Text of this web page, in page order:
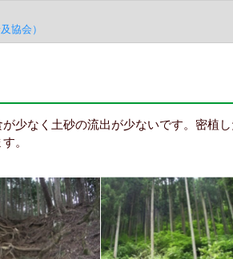
協会）
少なく土砂の流出が少ないです。密植
。